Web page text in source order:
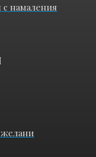
намаления